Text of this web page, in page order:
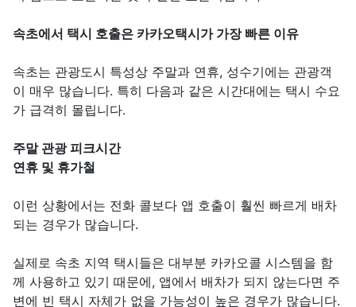
속초에서 택시 호출은 카카오택시가 가장 빠른 이유
속초는 관광도시 특성상 주말과 연휴, 성수기에는 관광객
이 매우 많습니다. 특히 다음과 같은 시간대에는 택시 수요
가 급격히 몰립니다.
주말 관광 피크시간
연휴 및 휴가철
이런 상황에서는 전화 콜보다 앱 호출이 훨씬 빠르게 배차
되는 경우가 많습니다.
실제로 속초 지역 택시들은 대부분 카카오콜 시스템을 함
께 사용하고 있기 때문에, 앱에서 배차가 되지 않는다면 주
변에 빈 택시 자체가 없을 가능성이 높은 경우가 많습니다.